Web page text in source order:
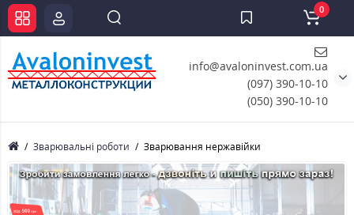
info@avaloninvest.com.ua
(097) 390-10-10
(050) 390-10-10
0
Зварювальні роботи Зварювання нержавійки